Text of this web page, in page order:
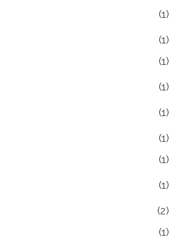
(1)
(1)
(1)
(1)
(1)
(1)
(1)
(1)
(2)
(1)